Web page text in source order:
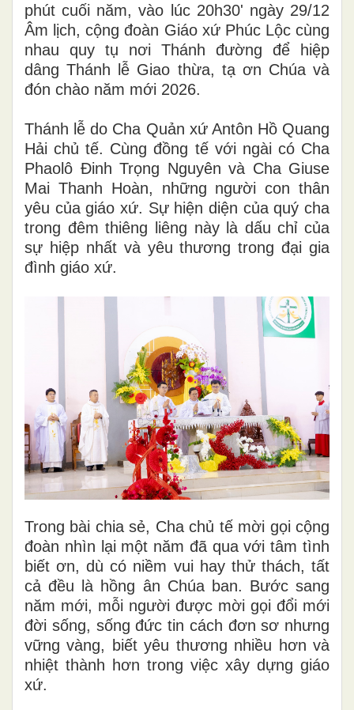
phút cuối năm, vào lúc 20h30' ngày 29/12
Âm lịch, cộng đoàn Giáo xứ Phúc Lộc cùng
nhau quy tụ nơi Thánh đường để hiệp
dâng Thánh lễ Giao thừa, tạ ơn Chúa và
đón chào năm mới 2026.
Thánh lễ do Cha Quản xứ Antôn Hồ Quang
Hải chủ tế. Cùng đồng tế với ngài có Cha
Phaolô Đinh Trọng Nguyên và Cha Giuse
Mai Thanh Hoàn, những người con thân
yêu của giáo xứ. Sự hiện diện của quý cha
trong đêm thiêng liêng này là dấu chỉ của
sự hiệp nhất và yêu thương trong đại gia
đình giáo xứ.
Trong bài chia sẻ, Cha chủ tế mời gọi cộng
đoàn nhìn lại một năm đã qua với tâm tình
biết ơn, dù có niềm vui hay thử thách, tất
cả đều là hồng ân Chúa ban. Bước sang
năm mới, mỗi người được mời gọi đổi mới
đời sống, sống đức tin cách đơn sơ nhưng
vững vàng, biết yêu thương nhiều hơn và
nhiệt thành hơn trong việc xây dựng giáo
xứ.